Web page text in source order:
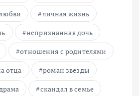
личная жизнь
непризнанная дочь
отношения с родителями
отца
роман звезды
скандал в семье